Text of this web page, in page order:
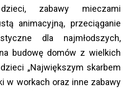
zabawy mieczami
animacyjną, przeciąganie
dla najmłodszych,
budowę domów z wielkich
„Największym skarbem
w workach oraz inne zabawy